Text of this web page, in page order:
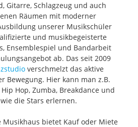
Gitarre, Schlagzeug und auch
Räumen mit moderner
unserer Musikschüler
und musikbegeisterte
Ensemblespiel und Bandarbeit
ab. Das seit 2009
verschmelzt das aktive
Bewegung. Hier kann man z.B.
Hop, Zumba, Breakdance und
die Stars erlernen.
Musikhaus bietet Kauf oder Miete